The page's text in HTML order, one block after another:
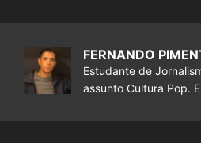
FERNANDO
Estudante de
assunto Cultura Pop.